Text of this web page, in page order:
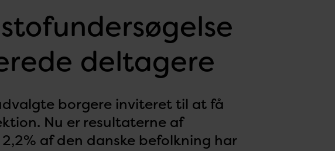
deltagere
borgere inviteret til at få
Nu er resultaterne af
af den danske befolkning har